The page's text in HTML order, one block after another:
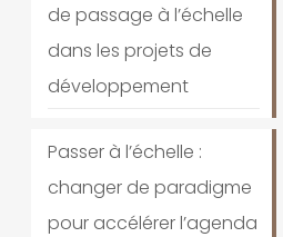
de passage à l’échelle
dans les projets de
développement
Passer à l’échelle :
changer de paradigme
pour accélérer l’agenda